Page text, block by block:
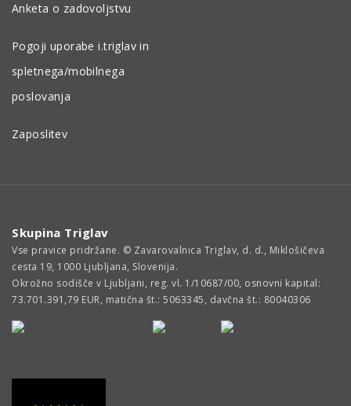
Anketa o zadovoljstvu
Pogoji uporabe i.triglav in
spletnega/mobilnega
poslovanja
Zaposlitev
Skupina Triglav
Vse pravice pridržane. © Zavarovalnica Triglav, d. d., Miklošičeva
cesta 19, 1000 Ljubljana, Slovenija.
Okrožno sodišče v Ljubljani, reg. vl. 1/10687/00, osnovni kapital:
73.701.391,79 EUR, matična št.: 5063345, davčna št.: 80040306